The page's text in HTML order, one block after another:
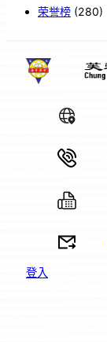
荣誉榜 (280)
登入